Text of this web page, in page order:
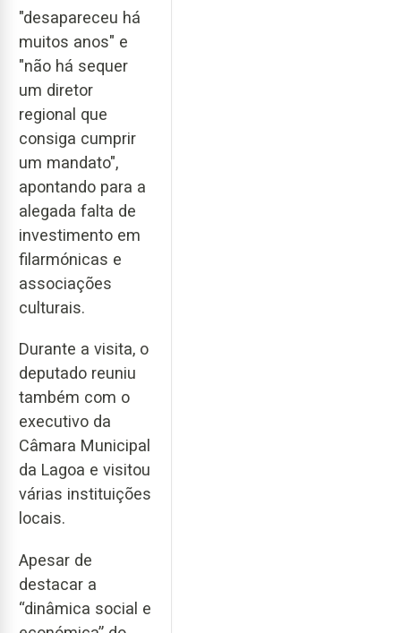
"desapareceu há
muitos anos" e
"não há sequer
um diretor
regional que
consiga cumprir
um mandato",
apontando para a
alegada falta de
investimento em
filarmónicas e
associações
culturais.
Durante a visita, o
deputado reuniu
também com o
executivo da
Câmara Municipal
da Lagoa e visitou
várias instituições
locais.
Apesar de
destacar a
“dinâmica social e